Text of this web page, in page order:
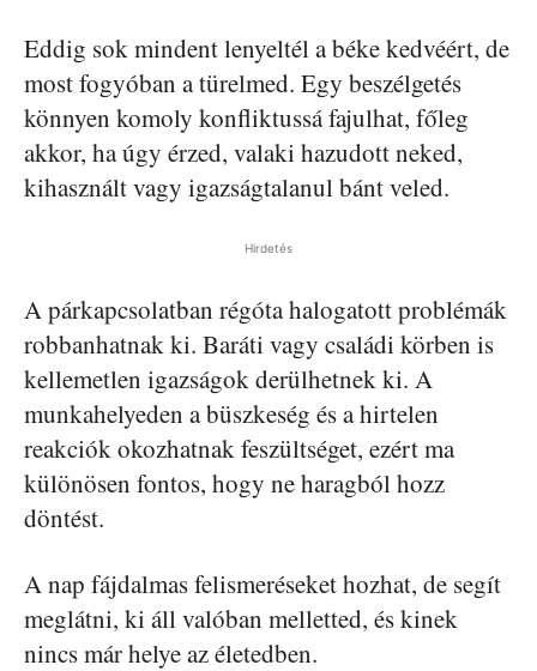
Eddig sok mindent lenyeltél a béke kedvéért, de
most fogyóban a türelmed. Egy beszélgetés
könnyen komoly konfliktussá fajulhat, főleg
akkor, ha úgy érzed, valaki hazudott neked,
kihasznált vagy igazságtalanul bánt veled.
Hirdetés
A párkapcsolatban régóta halogatott problémák
robbanhatnak ki. Baráti vagy családi körben is
kellemetlen igazságok derülhetnek ki. A
munkahelyeden a büszkeség és a hirtelen
reakciók okozhatnak feszültséget, ezért ma
különösen fontos, hogy ne haragból hozz
döntést.
A nap fájdalmas felismeréseket hozhat, de segít
meglátni, ki áll valóban melletted, és kinek
nincs már helye az életedben.